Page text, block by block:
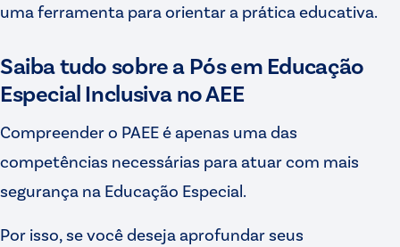
uma ferramenta para orientar a prática educativa.
Saiba tudo sobre a Pós em Educação
Especial Inclusiva no AEE
Compreender o PAEE é apenas uma das
competências necessárias para atuar com mais
segurança na Educação Especial.
Por isso, se você deseja aprofundar seus